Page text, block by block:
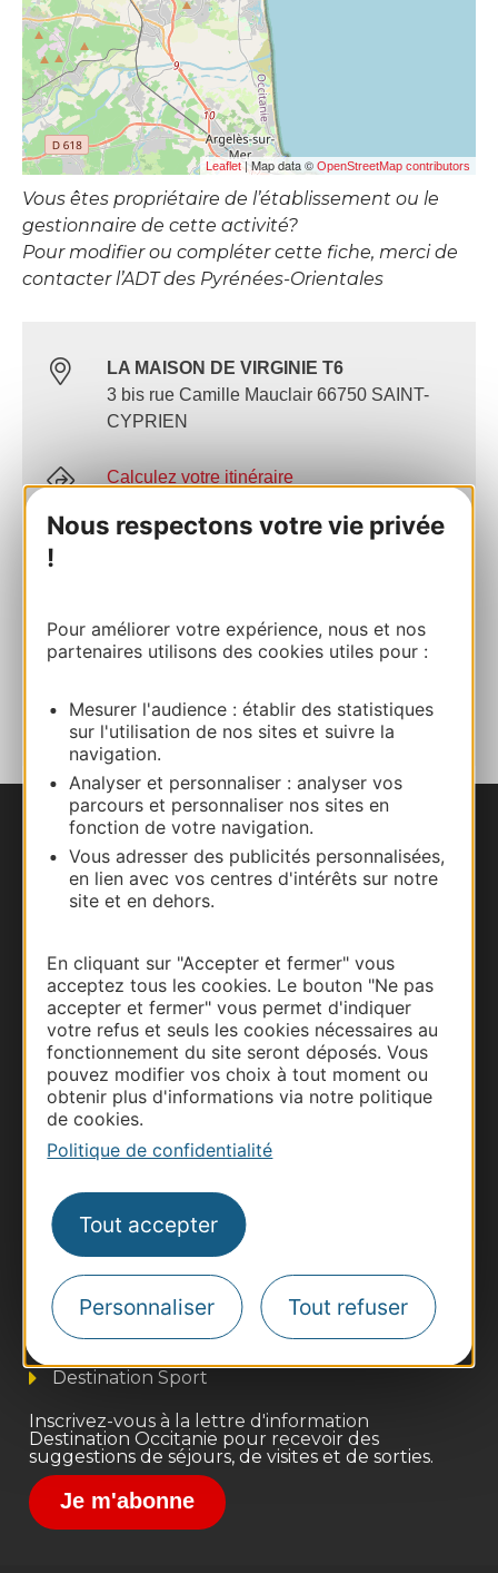
Nous respectons votre vie privée
!
Pour améliorer votre expérience, nous et nos
partenaires utilisons des cookies utiles pour :
Mesurer l'audience : établir des statistiques
sur l'utilisation de nos sites et suivre la
navigation.
Analyser et personnaliser : analyser vos
parcours et personnaliser nos sites en
fonction de votre navigation.
Vous adresser des publicités personnalisées,
en lien avec vos centres d'intérêts sur notre
site et en dehors.
En cliquant sur "Accepter et fermer" vous
acceptez tous les cookies. Le bouton "Ne pas
accepter et fermer" vous permet d'indiquer
votre refus et seuls les cookies nécessaires au
fonctionnement du site seront déposés. Vous
pouvez modifier vos choix à tout moment ou
obtenir plus d'informations via notre politique
de cookies.
Politique de confidentialité
Tout accepter
Personnaliser Tout refuser
Leaflet| Map data © OpenStreetMap contributors
Vous êtes propriétaire de l’établissement ou le
gestionnaire de cette activité?
Pour modifier ou compléter cette fiche, merci de
contacter l’ADT des Pyrénées-Orientales
LA MAISON DE VIRGINIE T6
3 bis rue Camille Mauclair 66750 SAINT-
CYPRIEN
Calculez votre itinéraire
E-mail
Nous contacter
Carte interactive
Thermalisme
Business/Mice
Pros d'Occitanie
Site presse et d'influence
Voyagistes
Destination Sport
Inscrivez-vous à la lettre d'information
Destination Occitanie pour recevoir des
suggestions de séjours, de visites et de sorties.
Je m'abonne